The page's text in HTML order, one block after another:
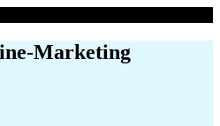
Marketing